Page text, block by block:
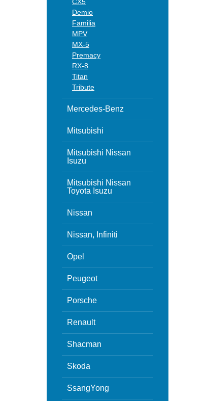
Demio
Familia
MPV
MX-5
Premacy
RX-8
Titan
Tribute
Mercedes-Benz
Mitsubishi
Mitsubishi Nissan
Isuzu
Mitsubishi Nissan
Toyota Isuzu
Nissan
Nissan, Infiniti
Opel
Peugeot
Porsche
Renault
Shacman
Skoda
SsangYong